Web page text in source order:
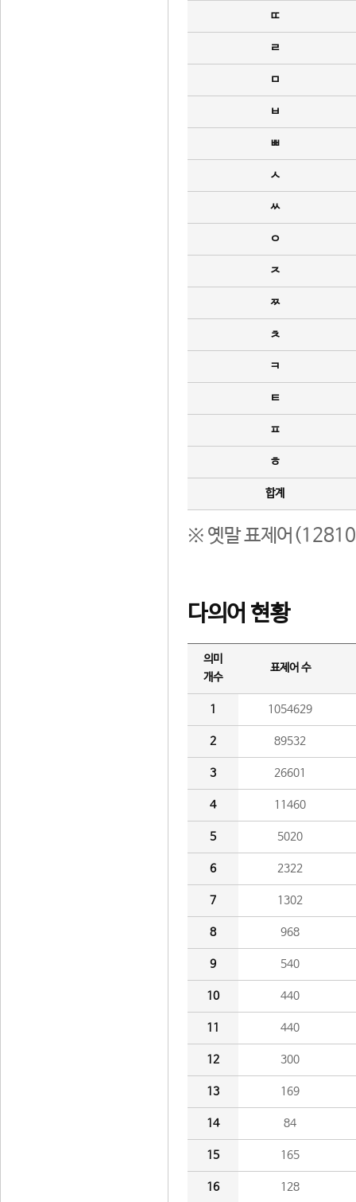
ㄸ
ㄹ
ㅁ
ㅂ
ㅃ
ㅅ
ㅆ
ㅇ
ㅈ
ㅉ
ㅊ
ㅋ
ㅌ
ㅍ
ㅎ
합계
※ 옛말 표제어(12810
다의어 현황
의미
개수
표제어 수
1 1054629
2 89532
3 26601
4 11460
5 5020
6 2322
7 1302
8 968
9 540
10 440
11 440
12 300
13 169
14 84
15 165
16 128